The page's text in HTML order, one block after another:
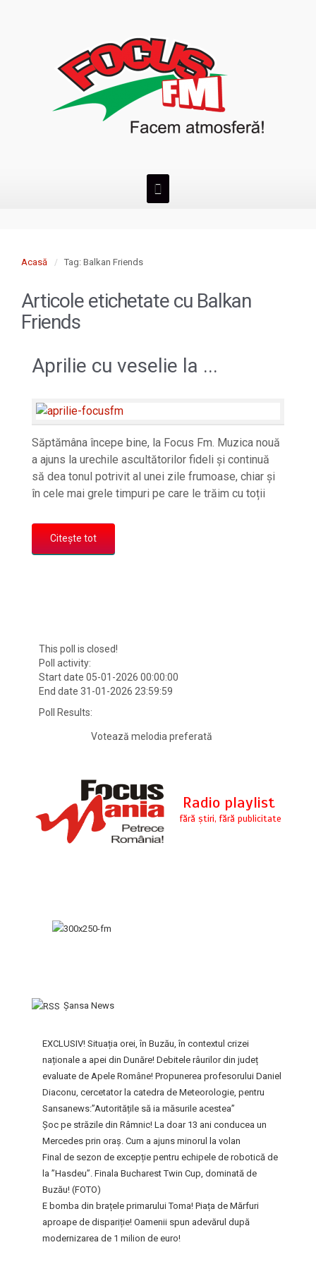
Acasă Tag: Balkan Friends
Articole etichetate cu Balkan
Friends
Aprilie cu veselie la ...
Săptămâna începe bine, la Focus Fm. Muzica nouă
a ajuns la urechile ascultătorilor fideli și continuă
să dea tonul potrivit al unei zile frumoase, chiar și
în cele mai grele timpuri pe care le trăim cu toții
Citește tot
This poll is closed!
Poll activity:
Start date 05-01-2026 00:00:00
End date 31-01-2026 23:59:59
Poll Results:
Votează melodia preferată
Şansa News
EXCLUSIV! Situația orei, în Buzău, în contextul crizei
naționale a apei din Dunăre! Debitele râurilor din județ
evaluate de Apele Române! Propunerea profesorului Daniel
Diaconu, cercetator la catedra de Meteorologie, pentru
Sansanews:”Autoritățile să ia măsurile acestea”
Șoc pe străzile din Râmnic! La doar 13 ani conducea un
Mercedes prin oraș. Cum a ajuns minorul la volan
Final de sezon de excepție pentru echipele de robotică de
la ”Hasdeu”. Finala Bucharest Twin Cup, dominată de
Buzău! (FOTO)
E bomba din brațele primarului Toma! Piața de Mărfuri
aproape de dispariție! Oamenii spun adevărul după
modernizarea de 1 milion de euro!